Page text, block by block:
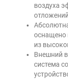
воздуха
оснащено
из
Внешний
система